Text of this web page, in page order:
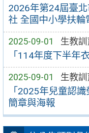
2026年第24屆臺
社 全國中小學扶
2025-09-01 生教訓
「114年度下半年
2025-09-01 生教訓
「2025年兒童認
簡章與海報